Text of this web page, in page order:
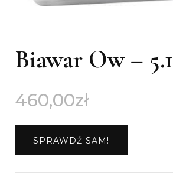
Biawar Ow –
460,00zł
SPRAWDŹ SAM!